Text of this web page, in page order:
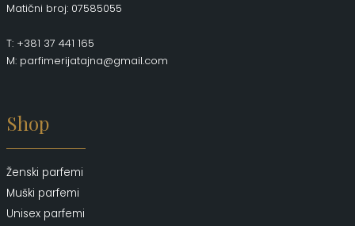
Matični broj: 07585055
T: +381 37 441 165
M: parfimerijatajna@gmail.com
Shop
Ženski parfemi
Muški parfemi
Unisex parfemi